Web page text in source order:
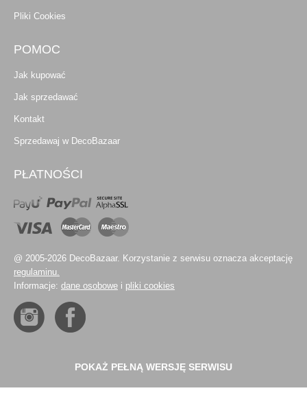
Pliki Cookies
POMOC
Jak kupować
Jak sprzedawać
Kontakt
Sprzedawaj w DecoBazaar
PŁATNOŚCI
@ 2005-2026 DecoBazaar. Korzystanie z serwisu oznacza akceptację
regulaminu.
Informacje: dane osobowe i pliki cookies
POKAŻ PEŁNĄ WERSJĘ SERWISU